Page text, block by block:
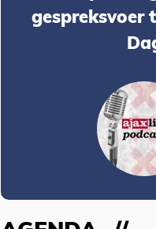
gespreksvoer